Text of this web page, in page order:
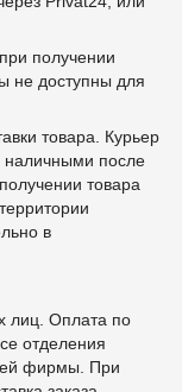
получении
не доступны для
товара. Курьер
наличными после
товара
в
лиц. Оплата по
отделения
фирмы. При